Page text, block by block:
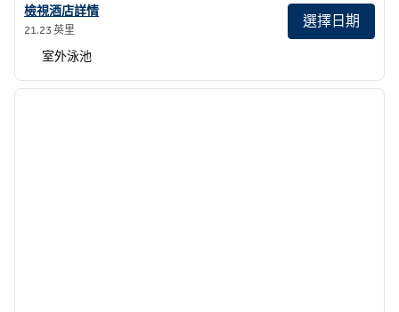
查看希爾頓啟繽 酒店巴索羅布 Bellasera Hotel & Suites 的酒店詳情
檢視酒店詳情
21.23 英里
選擇日期
室外泳池
第 1 頁，共 12 頁
下一